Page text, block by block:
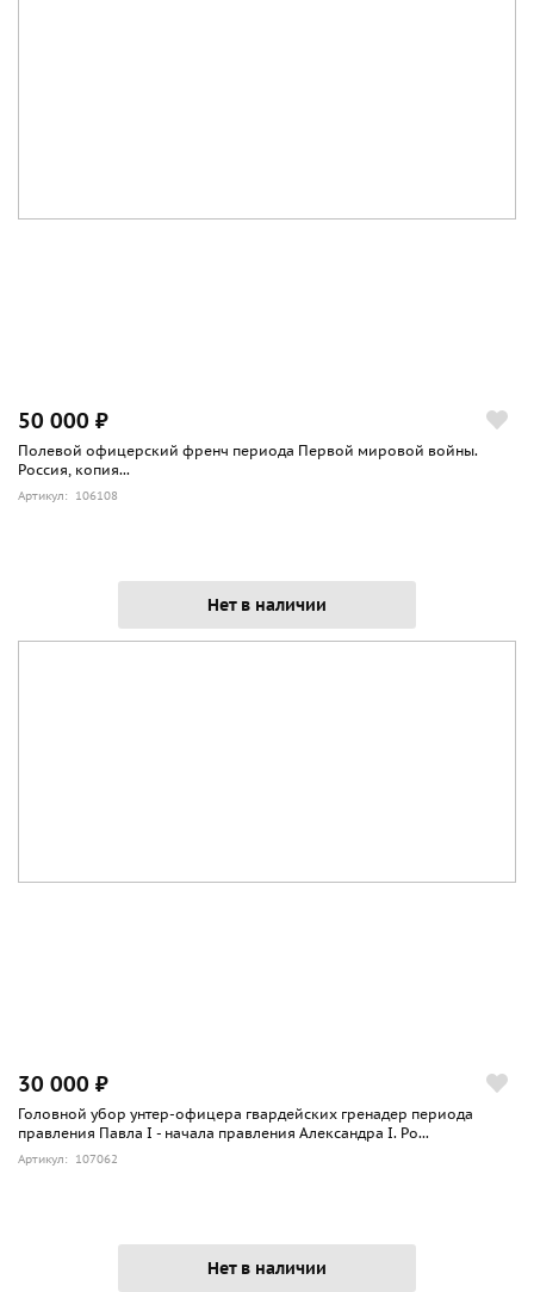
50 000 ₽
Полевой офицерский френч периода Первой мировой войны.
Россия, копия...
Артикул: 106108
Нет в наличии
30 000 ₽
Головной убор унтер-офицера гвардейских гренадер периода
правления Павла I - начала правления Александра I. Ро...
Артикул: 107062
Нет в наличии